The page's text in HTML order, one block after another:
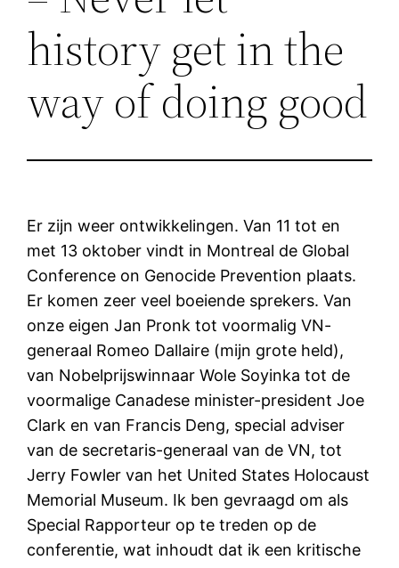
history get in the
way of doing good
Er zijn weer ontwikkelingen. Van 11 tot en
met 13 oktober vindt in Montreal de Global
Conference on Genocide Prevention plaats.
Er komen zeer veel boeiende sprekers. Van
onze eigen Jan Pronk tot voormalig VN-
generaal Romeo Dallaire (mijn grote held),
van Nobelprijswinnaar Wole Soyinka tot de
voormalige Canadese minister-president Joe
Clark en van Francis Deng, special adviser
van de secretaris-generaal van de VN, tot
Jerry Fowler van het United States Holocaust
Memorial Museum. Ik ben gevraagd om als
Special Rapporteur op te treden op de
conferentie, wat inhoudt dat ik een kritische